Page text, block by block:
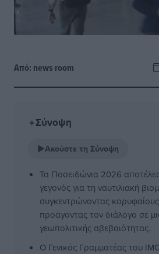
Από: news room
✦Σύνοψη
▶Ακούστε τη Σύνοψη
Τα Ποσειδώνια 2026
γεγονός για τη ναυτιλιακή
συγκεντρώνοντας
προάγοντας τον διάλογο σε
γεωπολιτικής αβεβαιότητας.
Ο Γενικός Γραμματέας του